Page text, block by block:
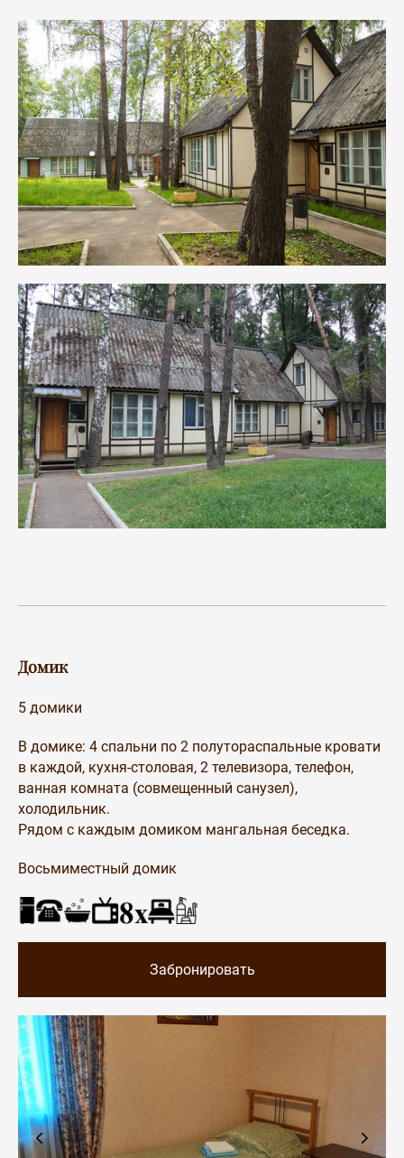
Домик
5 домики
В домике: 4 спальни по 2 полутораспальные кровати
в каждой, кухня-столовая, 2 телевизора, телефон,
ванная комната (совмещенный санузел),
холодильник.
Рядом с каждым домиком мангальная беседка.
Восьмиместный домик
Забронировать